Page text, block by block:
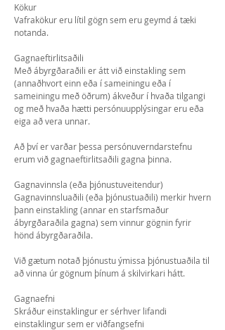
Kökur
Vafrakökur eru lítil gögn sem eru geymd á tæki
notanda.
Gagnaeftirlitsaðili
Með ábyrgðaraðili er átt við einstakling sem
(annaðhvort einn eða í sameiningu eða í
sameiningu með öðrum) ákveður í hvaða tilgangi
og með hvaða hætti persónuupplýsingar eru eða
eiga að vera unnar.
Að því er varðar þessa persónuverndarstefnu
erum við gagnaeftirlitsaðili gagna þinna.
Gagnavinnsla (eða þjónustuveitendur)
Gagnavinnsluaðili (eða þjónustuaðili) merkir hvern
þann einstakling (annar en starfsmaður
ábyrgðaraðila gagna) sem vinnur gögnin fyrir
hönd ábyrgðaraðila.
Við gætum notað þjónustu ýmissa þjónustuaðila til
að vinna úr gögnum þínum á skilvirkari hátt.
Gagnaefni
Skráður einstaklingur er sérhver lifandi
einstaklingur sem er viðfangsefni